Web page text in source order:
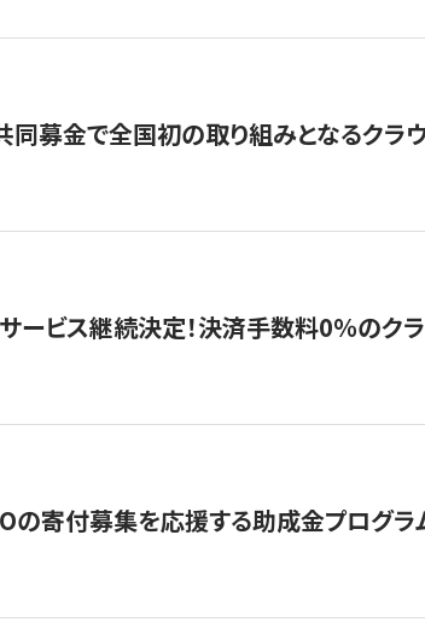
募金で全国初の取り組みとなるクラ
ービス継続決定！決済手数料0％のク
の寄付募集を応援する助成金プログラ